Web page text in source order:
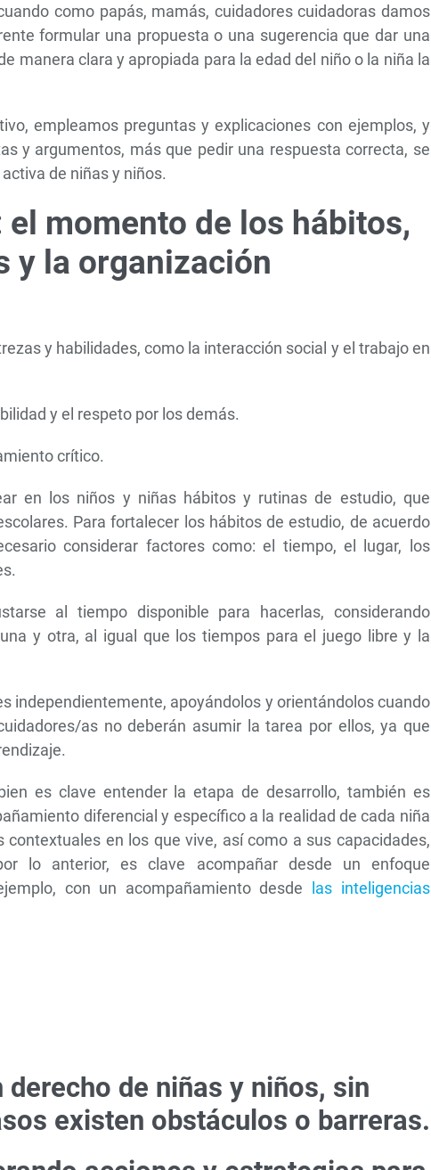
como papás, mamás, cuidadores cuidadoras damos
formular una propuesta o una sugerencia que dar una
manera clara y apropiada para la edad del niño o la niña la
empleamos preguntas y explicaciones con ejemplos, y
y argumentos, más que pedir una respuesta correcta, se
de niñas y niños.
el momento de los hábitos,
y la organización
y habilidades, como la interacción social y el trabajo en
y el respeto por los demás.
crítico.
en los niños y niñas hábitos y rutinas de estudio, que
Para fortalecer los hábitos de estudio, de acuerdo
considerar factores como: el tiempo, el lugar, los
al tiempo disponible para hacerlas, considerando
y otra, al igual que los tiempos para el juego libre y la
independientemente, apoyándolos y orientándolos cuando
as no deberán asumir la tarea por ellos, ya que
es clave entender la etapa de desarrollo, también es
diferencial y específico a la realidad de cada niña
en los que vive, así como a sus capacidades,
lo anterior, es clave acompañar desde un enfoque
con un acompañamiento desde
las inteligencias
derecho de niñas y niños, sin
existen obstáculos o barreras.